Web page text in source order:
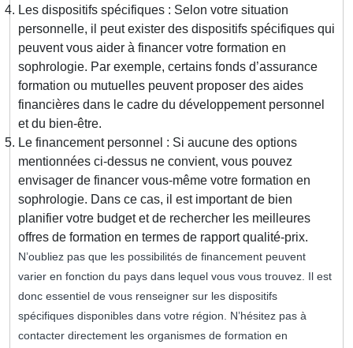
Les dispositifs spécifiques : Selon votre situation
personnelle, il peut exister des dispositifs spécifiques qui
peuvent vous aider à financer votre formation en
sophrologie. Par exemple, certains fonds d’assurance
formation ou mutuelles peuvent proposer des aides
financières dans le cadre du développement personnel
et du bien-être.
Le financement personnel : Si aucune des options
mentionnées ci-dessus ne convient, vous pouvez
envisager de financer vous-même votre formation en
sophrologie. Dans ce cas, il est important de bien
planifier votre budget et de rechercher les meilleures
offres de formation en termes de rapport qualité-prix.
N’oubliez pas que les possibilités de financement peuvent
varier en fonction du pays dans lequel vous vous trouvez. Il est
donc essentiel de vous renseigner sur les dispositifs
spécifiques disponibles dans votre région. N’hésitez pas à
contacter directement les organismes de formation en